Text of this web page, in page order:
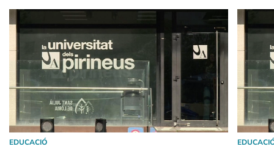
EDUCACIÓ